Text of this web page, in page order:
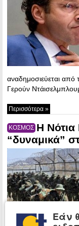
αναδημοσιεύεται από
Γερούν
Περισσότερα »
ΚΟΣΜΟΣ Η Νότια
“δυναμικά”
Εάν